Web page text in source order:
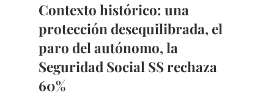
Contexto histórico: una
protección desequilibrada, el
paro del autónomo, la
Seguridad Social SS rechaza
60%